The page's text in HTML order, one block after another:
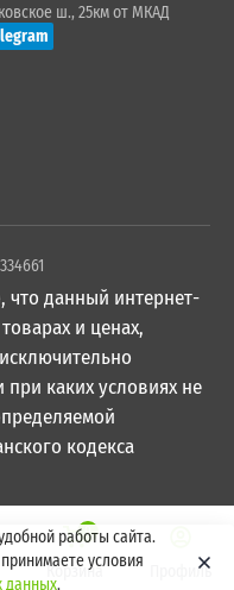
ш., 25км от МКАД
данный интернет-
и ценах,
каких условиях не
кодекса
работы сайта.
условия
данных.
0
Корзина Профиль